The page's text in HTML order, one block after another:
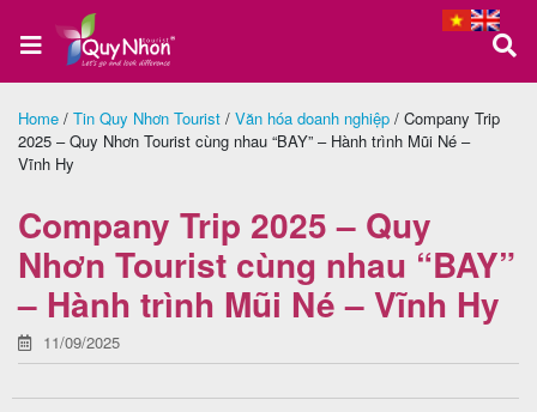
Trang
Tour
Quy
Nhơn
Home / Tin Quy Nhơn Tourist / Văn hóa doanh nghiệp / Company Trip
2025 – Quy Nhơn Tourist cùng nhau “BAY” – Hành trình Mũi Né –
Vĩnh Hy
Company Trip 2025 – Quy
Nhơn Tourist cùng nhau “BAY”
– Hành trình Mũi Né – Vĩnh Hy
11/09/2025